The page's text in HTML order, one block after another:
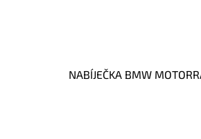
NABÍJEČKA BMW